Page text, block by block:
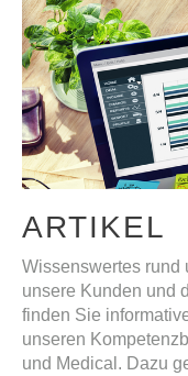
ARTIKEL
Wissenswertes rund
unsere Kunden und
finden Sie
unseren
und Medical. Dazu